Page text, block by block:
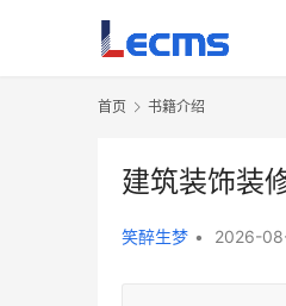
首页 书籍介绍
建筑装饰装
笑醉生梦 • 2026-